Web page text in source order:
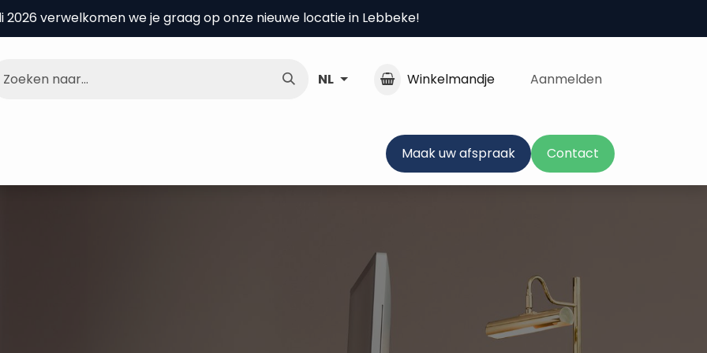
2026 verwelkomen we je graag op onze nieuwe locatie in Lebbeke!
NL Winkelmandje Aanmelden
Maak uw afspraak Contact